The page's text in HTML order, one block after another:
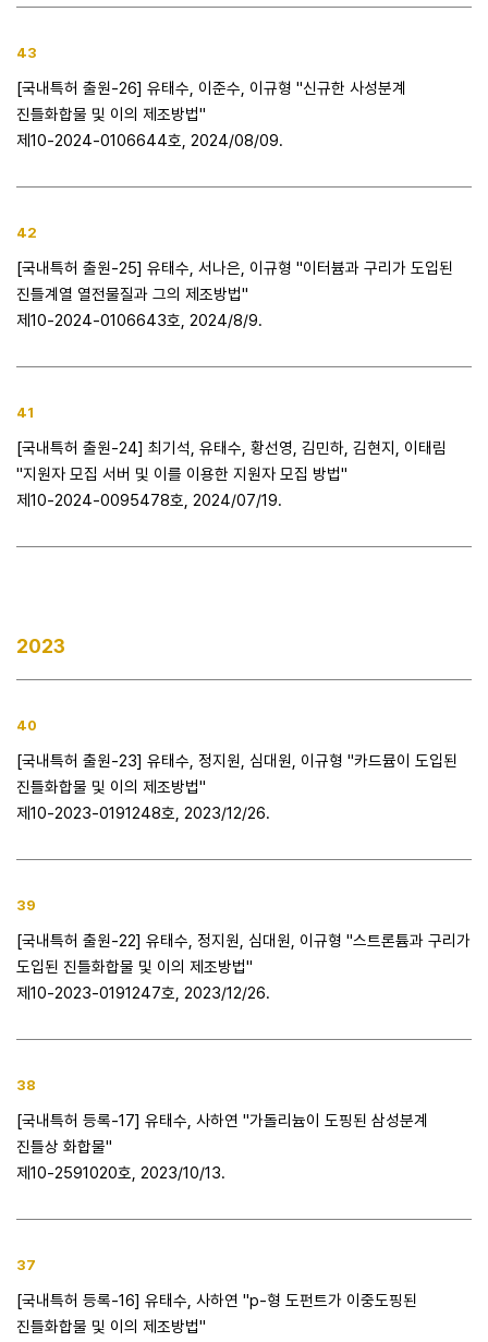
43
[국내특허 출원-26] 유태수, 이준수, 이규형 "신규한 사성분계
진틀화합물 및 이의 제조방법"
제10-2024-0106644호, 2024/08/09.
42
[국내특허 출원-25] 유태수, 서나은, 이규형 "이터븀과 구리가 도입된
진틀계열 열전물질과 그의 제조방법"
제10-2024-0106643호, 2024/8/9.
41
[국내특허 출원-24] 최기석, 유태수, 황선영, 김민하, 김현지, 이태림
"지원자 모집 서버 및 이를 이용한 지원자 모집 방법"
제10-2024-0095478호, 2024/07/19.
2023
40
[국내특허 출원-23] 유태수, 정지원, 심대원, 이규형 "카드뮴이 도입된
진틀화합물 및 이의 제조방법"
제10-2023-0191248호, 2023/12/26.
39
[국내특허 출원-22] 유태수, 정지원, 심대원, 이규형 "스트론튬과 구리가
도입된 진틀화합물 및 이의 제조방법"
제10-2023-0191247호, 2023/12/26.
38
[국내특허 등록-17] 유태수, 사하연 "가돌리늄이 도핑된 삼성분계
진틀상 화합물"
제10-2591020호, 2023/10/13.
37
[국내특허 등록-16] 유태수, 사하연 "p-형 도펀트가 이중도핑된
진틀화합물 및 이의 제조방법"